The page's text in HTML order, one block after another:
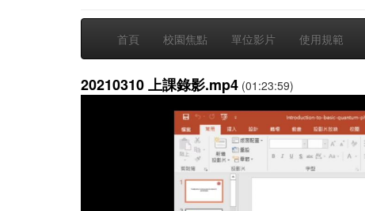
首頁 校園焦點 單位影片 使用規範
20210310 上課錄影.mp4 (01:23:59)